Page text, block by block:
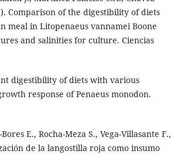
Comparison of the digestibility of diets
meal in Litopenaeus vannamei Boone
and salinities for culture. Ciencias
digestibility of diets with various
response of Penaeus monodon.
E., Rocha-Meza S., Vega-Villasante F.,
de la langostilla roja como insumo